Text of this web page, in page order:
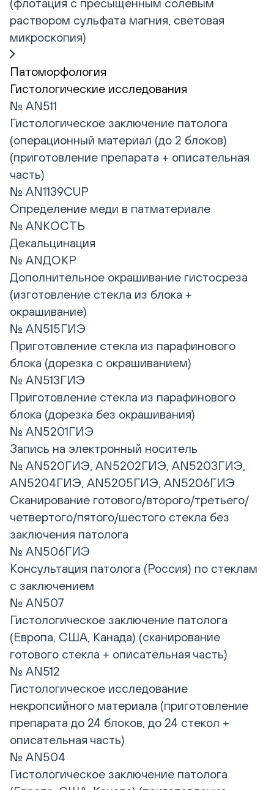
(флотация с пресыщенным солевым
раствором сульфата магния, световая
микроскопия)
Патоморфология
Гистологические исследования
№ AN511
Гистологическое заключение патолога
(операционный материал (до 2 блоков)
(приготовление препарата + описательная
часть)
№ AN1139CUP
Определение меди в патматериале
№ ANКОСТЬ
Декальцинация
№ ANДОКР
Дополнительное окрашивание гистосреза
(изготовление стекла из блока +
окрашивание)
№ AN515ГИЭ
Приготовление стекла из парафинового
блока (дорезка с окрашиванием)
№ AN513ГИЭ
Приготовление стекла из парафинового
блока (дорезка без окрашивания)
№ AN5201ГИЭ
Запись на электронный носитель
№ AN520ГИЭ, AN5202ГИЭ, AN5203ГИЭ,
AN5204ГИЭ, AN5205ГИЭ, AN5206ГИЭ
Сканирование готового/второго/третьего/
четвертого/пятого/шестого стекла без
заключения патолога
№ AN506ГИЭ
Консультация патолога (Россия) по стеклам
с заключением
№ AN507
Гистологическое заключение патолога
(Европа, США, Канада) (сканирование
готового стекла + описательная часть)
№ AN512
Гистологическое исследование
некропсийного материала (приготовление
препарата до 24 блоков, до 24 стекол +
описательная часть)
№ AN504
Гистологическое заключение патолога